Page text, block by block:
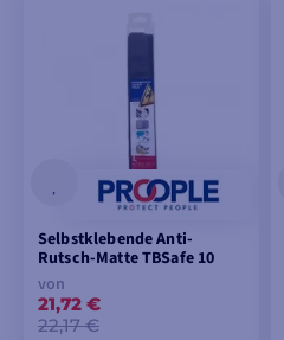
Selbstklebende Anti-
Rutsch-Matte TBSafe 10
von
21,72 €
22,17 €